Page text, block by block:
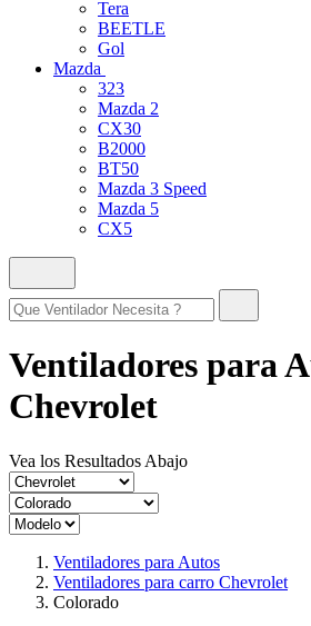
Tera
BEETLE
Gol
Mazda
323
Mazda 2
CX30
B2000
BT50
Mazda 3 Speed
Mazda 5
CX5
Ventiladores para
Chevrolet
Vea los Resultados Abajo
Ventiladores para Autos
Ventiladores para carro Chevrolet
Colorado